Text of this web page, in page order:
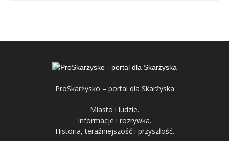
ProSkarżysko – portal dla Skarżyska
Miasto i ludzie.
Informacje i rozrywka.
Historia, teraźniejszość i przyszłość.